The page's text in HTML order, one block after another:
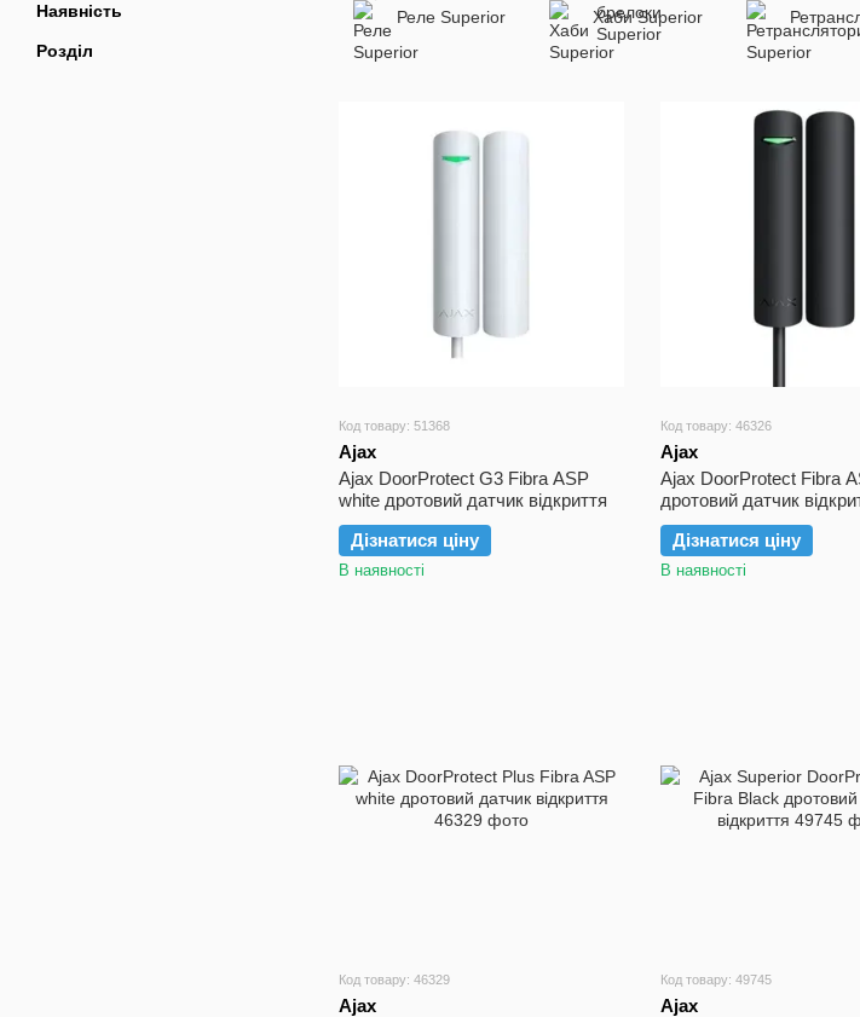
Реле Superior Хаби Superior
Код товару: 51368
Ajax
Ajax DoorProtect G3 Fibra ASP
white дротовий датчик відкриття
Дізнатися ціну
В наявності
Код товару: 46326
Ajax
Ajax DoorProtect Fibra
дротовий датчик
Дізнатися ціну
В наявності
Код товару: 46329
Ajax
Код товару: 49745
Ajax
Наявність
Розділ